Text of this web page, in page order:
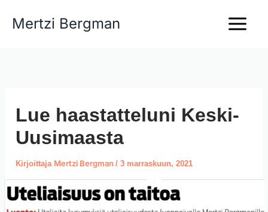
sisältöön
Mertzi Bergman
Lue haastatteluni Keski-
Uusimaasta
Kirjoittaja Mertzi Bergman/3 marraskuun, 2021